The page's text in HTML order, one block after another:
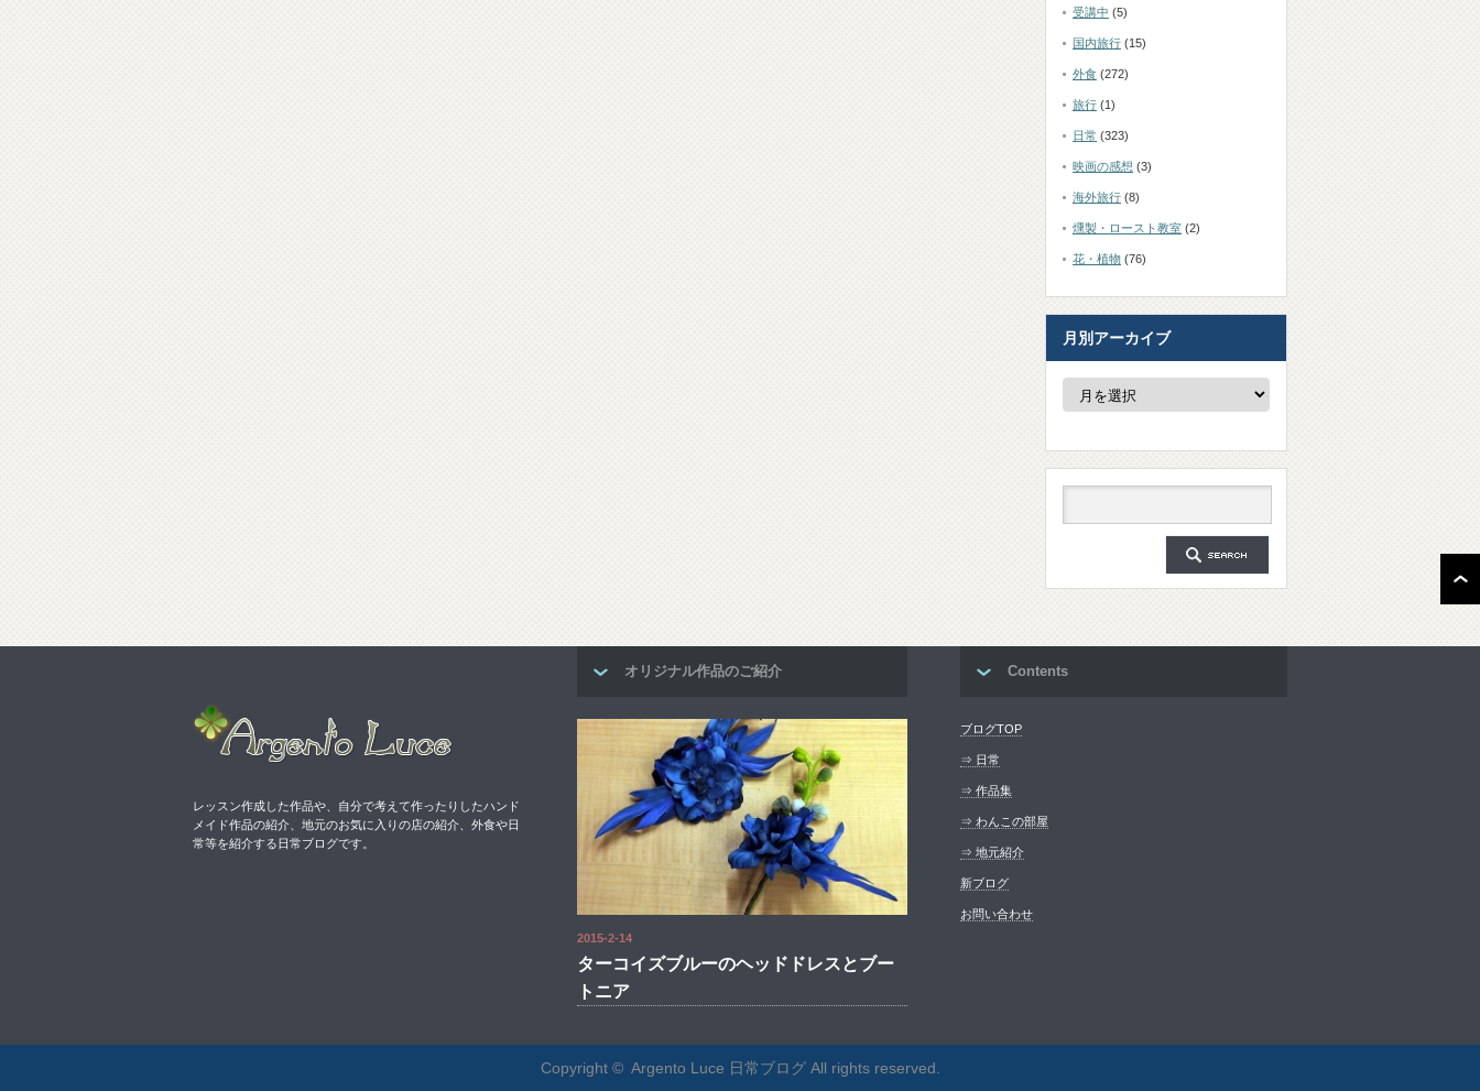
受講中 (5)
国内旅行 (15)
外食 (272)
旅行 (1)
日常 (323)
映画の感想 (3)
海外旅行 (8)
燻製・ロースト教室 (2)
花・植物 (76)
月別アーカイブ
月
カ
イ
ブ
オリジナル作品のご紹介
2015-2-14
ターコイズブルーのヘッドドレスとブー
トニア
Contents
ブログTOP
⇒ 日常
⇒ 作品集
⇒ わんこの部屋
⇒ 地元紹介
新ブログ
お問い合わせ
レッスン作成した作品や、自分で考えて作ったりしたハンド
メイド作品の紹介、地元のお気に入りの店の紹介、外食や日
常等を紹介する日常ブログです。
Copyright © Argento Luce 日常ブログAll rights reserved.